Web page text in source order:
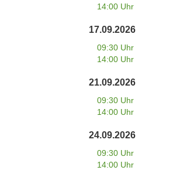
14:00 Uhr
17.09.2026
09:30 Uhr
14:00 Uhr
21.09.2026
09:30 Uhr
14:00 Uhr
24.09.2026
09:30 Uhr
14:00 Uhr